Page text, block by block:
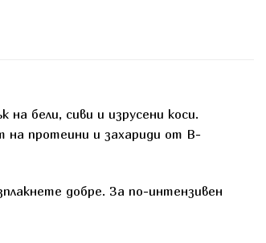
бели, сиви и изрусени коси.
на протеини и захариди от В-
добре. За по-интензивен